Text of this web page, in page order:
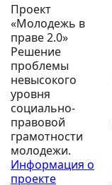
Проект
«Молодежь в
праве 2.0»
Решение
проблемы
невысокого
уровня
социально-
правовой
грамотности
молодежи.
Информация о
проекте